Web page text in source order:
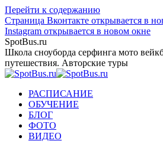
Перейти к содержанию
Страница Вконтакте открывается в
Instagram открывается в новом окне
SpotBus.ru
Школа сноуборда серфинга мото
путешествия. Авторские туры
РАСПИСАНИЕ
ОБУЧЕНИЕ
БЛОГ
ФОТО
ВИДЕО